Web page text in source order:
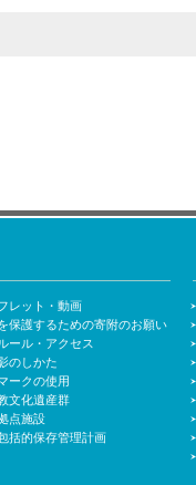
レット・動画
保護するための寄附のお願い
ール・アクセス
のしかた
ークの使用
文化遺産群
点施設
括的保存管理計画